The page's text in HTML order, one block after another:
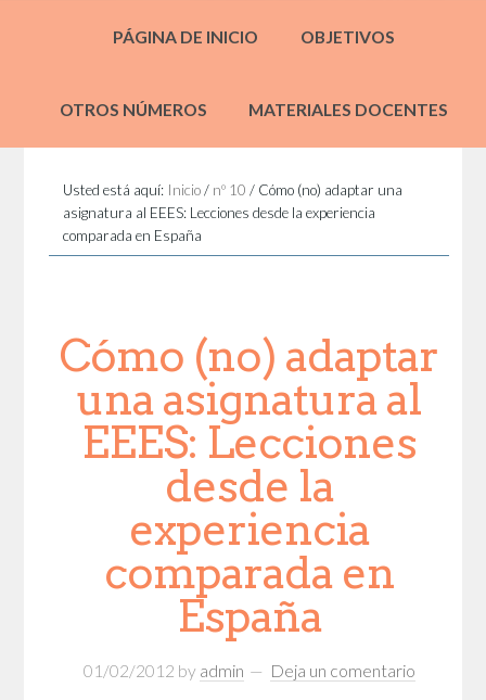
PÁGINA DE INICIO OBJETIVOS
OTROS NÚMEROS MATERIALES DOCENTES
Usted está aquí: Inicio / nº 10 / Cómo (no) adaptar una
asignatura al EEES: Lecciones desde la experiencia
comparada en España
Cómo (no) adaptar
una asignatura al
EEES: Lecciones
desde la
experiencia
comparada en
España
01/02/2012 by admin Deja un comentario